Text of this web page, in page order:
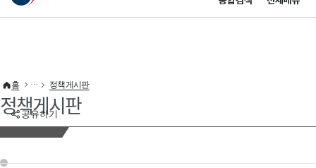
이 누리집은 대한민국 공식 전자정부 누리집입니다.
공유하기
홈 정책게시판
정책게시판